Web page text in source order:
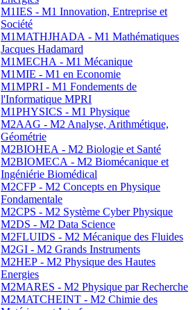
M1IES - M1 Innovation, Entreprise et
Société
M1MATHJHADA - M1 Mathématiques
Jacques Hadamard
M1MECHA - M1 Mécanique
M1MIE - M1 en Economie
M1MPRI - M1 Fondements de
l'Informatique MPRI
M1PHYSICS - M1 Physique
M2AAG - M2 Analyse, Arithmétique,
Géométrie
M2BIOHEA - M2 Biologie et Santé
M2BIOMECA - M2 Biomécanique et
Ingéniérie Biomédical
M2CFP - M2 Concepts en Physique
Fondamentale
M2CPS - M2 Système Cyber Physique
M2DS - M2 Data Science
M2FLUIDS - M2 Mécanique des Fluides
M2GI - M2 Grands Instruments
M2HEP - M2 Physique des Hautes
Energies
M2MARES - M2 Physique par Recherche
M2MATCHEINT - M2 Chimie des